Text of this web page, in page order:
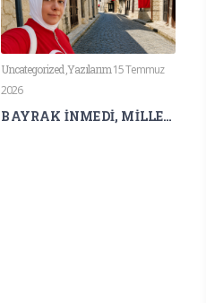
Uncategorized,Yazılarım15 Temmuz
2026
BAYRAK İNMEDİ, MİLLET EĞİLMEDİ